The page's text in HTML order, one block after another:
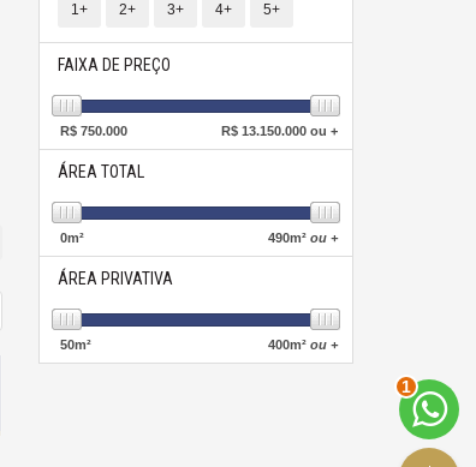
1+ 2+ 3+ 4+ 5+
FAIXA DE PREÇO
R$ 750.000 R$13.150.000 ou +
ÁREA TOTAL
0m² 490m²ou +
ÁREA PRIVATIVA
50m² 400m²ou +